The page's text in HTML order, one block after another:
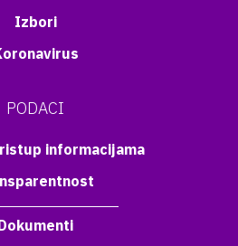
Izbori
PODACI
informacijama